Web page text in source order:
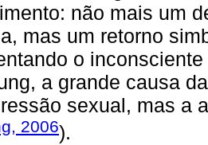
não mais um
mas um retorno
o
a grande causa
sexual, mas a
2006).